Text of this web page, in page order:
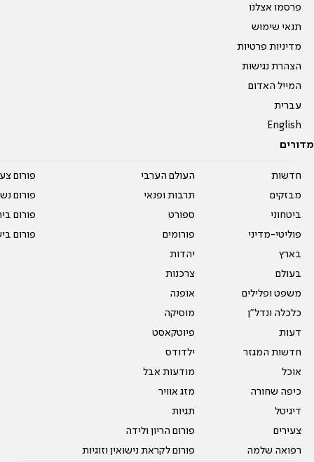
פרסמו אצלנו
תנאי שימוש
מדיניות פרטיות
הצהרת נגישות
המייל האדום
עברית
English
מדורים
חדשות
מבזקים
ביטחוני
פוליטי-מדיני
בארץ
בעולם
משפט ופלילים
כלכלה ונדל"ן
דעות
חדשות המגזר
אוכל
כיפה שחורה
דיגיטל
צעירים
רפואה שלמה
העולם הערבי
תרבות ופנאי
ספורט
פורומים
יהדות
צרכנות
אופנה
מוסיקה
פיוטקאסט
ילדודס
מודעות אבל
מזג אוויר
תגיות
פורום הריון ולידה
פורום לקראת נישואין וזוגיות
פורום
פורום
פורום
פורום